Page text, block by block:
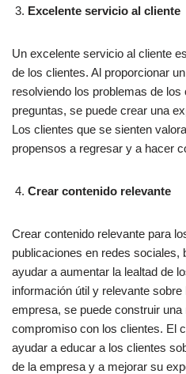
Excelente servicio al cliente
Un excelente servicio al cliente
de los clientes. Al proporcionar
resolviendo los problemas de
preguntas, se puede crear una
Los clientes que se sienten
propensos a regresar y a hacer
Crear contenido relevante
Crear contenido relevante para
publicaciones en redes sociales,
ayudar a aumentar la lealtad de
información útil y relevante
empresa, se puede construir
compromiso con los clientes. El
ayudar a educar a los clientes
de la empresa y a mejorar su